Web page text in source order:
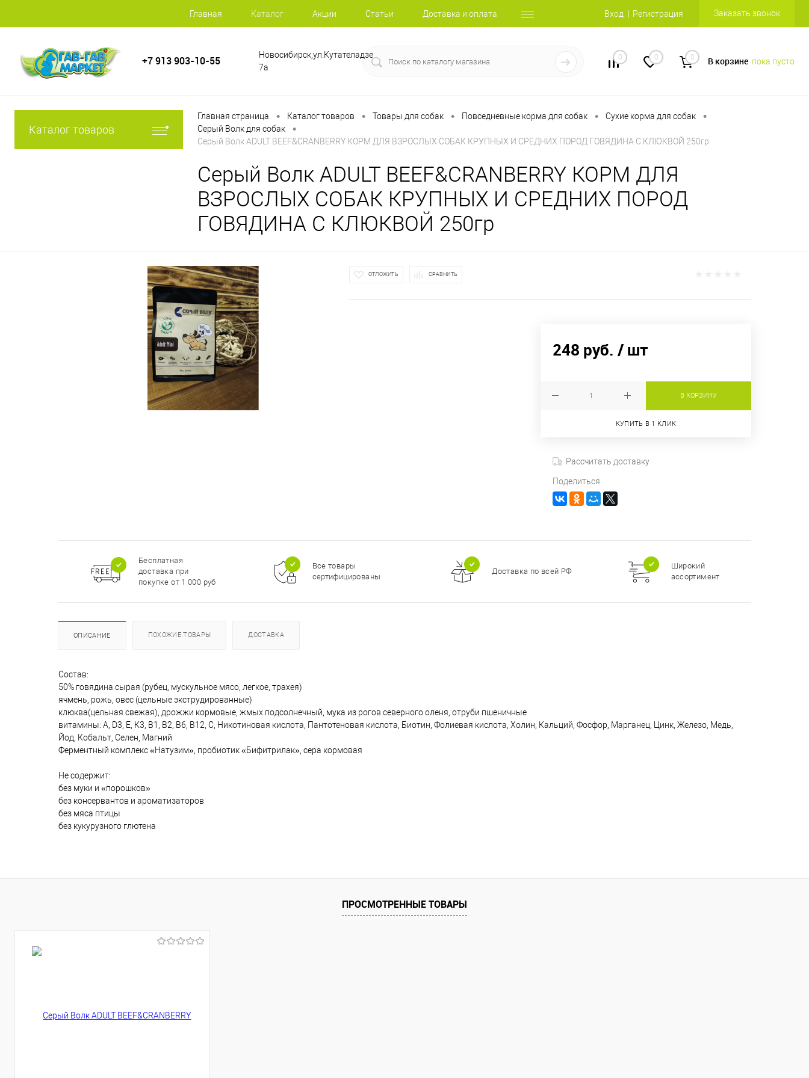
Главная Каталог Акции Статьи Доставка и оплата Вход Регистрация Заказать звонок
+7 913 903-10-55
Новосибирск,ул.Кутателадзе
7а
0 0 0 В корзине пока пусто
Каталог товаров
Главная страница • Каталог товаров • Товары для собак • Повседневные корма для собак • Сухие корма для собак •
Серый Волк для собак •
Серый Волк ADULT BEEF&CRANBERRY КОРМ ДЛЯ ВЗРОСЛЫХ СОБАК КРУПНЫХ И СРЕДНИХ ПОРОД ГОВЯДИНА С КЛЮКВОЙ 250гр
Серый Волк ADULT BEEF&CRANBERRY КОРМ ДЛЯ
ВЗРОСЛЫХ СОБАК КРУПНЫХ И СРЕДНИХ ПОРОД
ГОВЯДИНА С КЛЮКВОЙ 250гр
ОТЛОЖИТЬ СРАВНИТЬ
248 руб. / шт
В КОРЗИНУ
КУПИТЬ В 1 КЛИК
Рассчитать доставку
Поделиться
Бесплатная
доставка при
покупке от 1 000 руб
Все товары
сертифицированы
Доставка по всей РФ
Широкий
ассортимент
ОПИСАНИЕ ПОХОЖИЕ ТОВАРЫ ДОСТАВКА
Состав:
50% говядина сырая (рубец, мускульное мясо, легкое, трахея)
ячмень, рожь, овес (цельные экструдированные)
клюква(цельная свежая), дрожжи кормовые, жмых подсолнечный, мука из рогов северного оленя, отруби пшеничные
витамины: А, D3, Е, К3, В1, В2, В6, В12, С, Никотиновая кислота, Пантотеновая кислота, Биотин, Фолиевая кислота, Холин, Кальций, Фосфор, Марганец, Цинк, Железо, Медь,
Йод, Кобальт, Селен, Магний
Ферментный комплекс «Натузим», пробиотик «Бифитрилак», сера кормовая
Не содержит:
без муки и «порошков»
без консервантов и ароматизаторов
без мяса птицы
без кукурузного глютена
ПРОСМОТРЕННЫЕ ТОВАРЫ